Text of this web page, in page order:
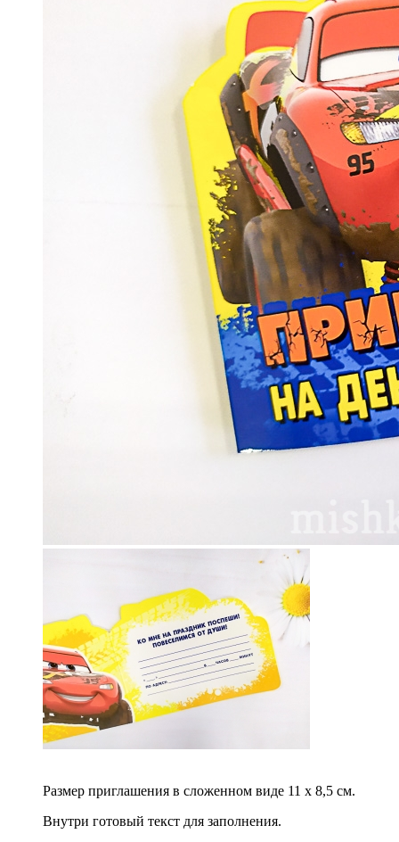
Размер приглашения в сложенном виде 11 х 8,5 см.
Внутри готовый текст для заполнения.